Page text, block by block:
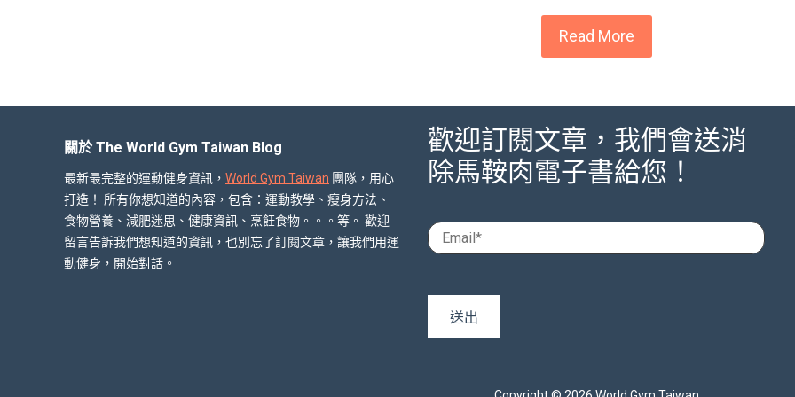
Read More
關於 The World Gym Taiwan Blog
最新最完整的運動健身資訊， World Gym Taiwan 團隊，用心
打造！ 所有你想知道的內容，包含：運動教學、瘦身方法、
食物營養、減肥迷思、健康資訊、烹飪食物。。。等。 歡迎
留言告訴我們想知道的資訊，也別忘了訂閱文章，讓我們用運
動健身，開始對話。
歡迎訂閱文章，我們會送消
除馬鞍肉電子書給您！